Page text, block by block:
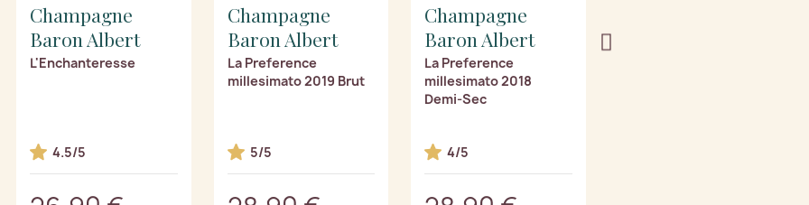
Champagne
Baron Albert
L'Enchanteresse
4.5/5
Champagne
Baron Albert
La Preference
millesimato 2019 Brut
5/5
Champagne
Baron Albert
La Preference
millesimato 2018
Demi-Sec
4/5